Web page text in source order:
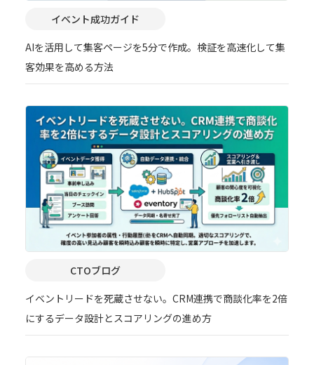
イベント成功ガイド
AIを活用して集客ページを5分で作成。検証を高速化して集
客効果を高める方法
CTOブログ
イベントリードを死蔵させない。CRM連携で商談化率を2倍
にするデータ設計とスコアリングの進め方